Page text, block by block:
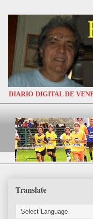
DIARIO DIGITAL DE
Translate